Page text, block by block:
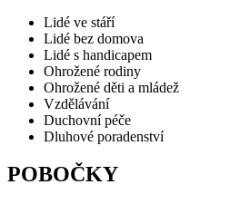
Lidé ve stáří
Lidé bez domova
Lidé s handicapem
Ohrožené rodiny
Ohrožené děti a mládež
Vzdělávání
Duchovní péče
Dluhové poradenství
POBOČKY